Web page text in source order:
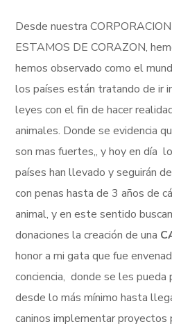
Desde nuestra
ESTAMOS DE CORAZON,
hemos observado como el
los países están tratando de ir
leyes con el fin de hacer
animales. Donde se evidencia
son mas fuertes,, y hoy en día
países han llevado y seguirán
con penas hasta de 3 años de
animal, y en este sentido
donaciones la creación de una
honor a mi gata que fue
conciencia, donde se les
desde lo más mínimo hasta
caninos implementar